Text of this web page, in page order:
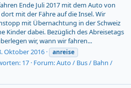
Ende Juli 2017 mit dem Auto von
mit der Fähre auf die Insel. Wir
mit Übernachtung in der Schweiz
Kinder dabei. Bezüglich des Abreisetags
wir, wann wir fahren...
Oktober 2016
anreise
17 Forum:Auto / Bus / Bahn /